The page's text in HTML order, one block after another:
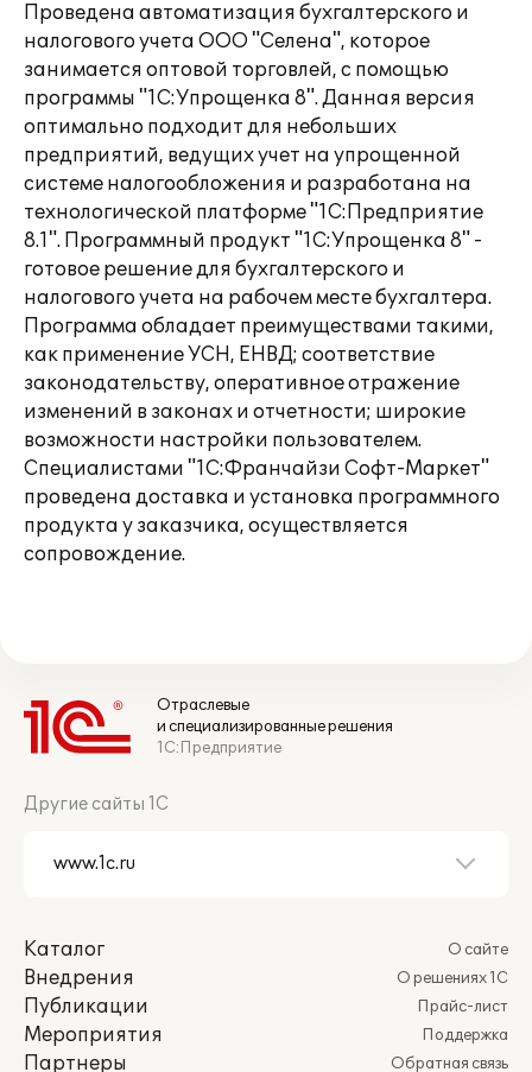
Проведена автоматизация бухгалтерского и
налогового учета ООО "Селена", которое
занимается оптовой торговлей, с помощью
программы "1С:Упрощенка 8". Данная версия
оптимально подходит для небольших
предприятий, ведущих учет на упрощенной
системе налогообложения и разработана на
технологической платформе "1С:Предприятие
8.1". Программный продукт "1С:Упрощенка 8" -
готовое решение для бухгалтерского и
налогового учета на рабочем месте бухгалтера.
Программа обладает преимуществами такими,
как применение УСН, ЕНВД; соответствие
законодательству, оперативное отражение
изменений в законах и отчетности; широкие
возможности настройки пользователем.
Специалистами "1С:Франчайзи Софт-Маркет"
проведена доставка и установка программного
продукта у заказчика, осуществляется
сопровождение.
Отраслевые
и специализированные решения
1С:Предприятие
Другие сайты 1С
Каталог
Внедрения
Публикации
Мероприятия
Партнеры
О сайте
О решениях 1С
Прайс-лист
Поддержка
Обратная связь